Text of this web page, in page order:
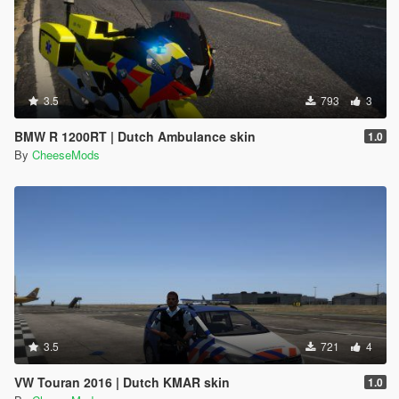
3.5 793 3
BMW R 1200RT | Dutch Ambulance skin 1.0
By CheeseMods
3.5 721 4
VW Touran 2016 | Dutch KMAR skin 1.0